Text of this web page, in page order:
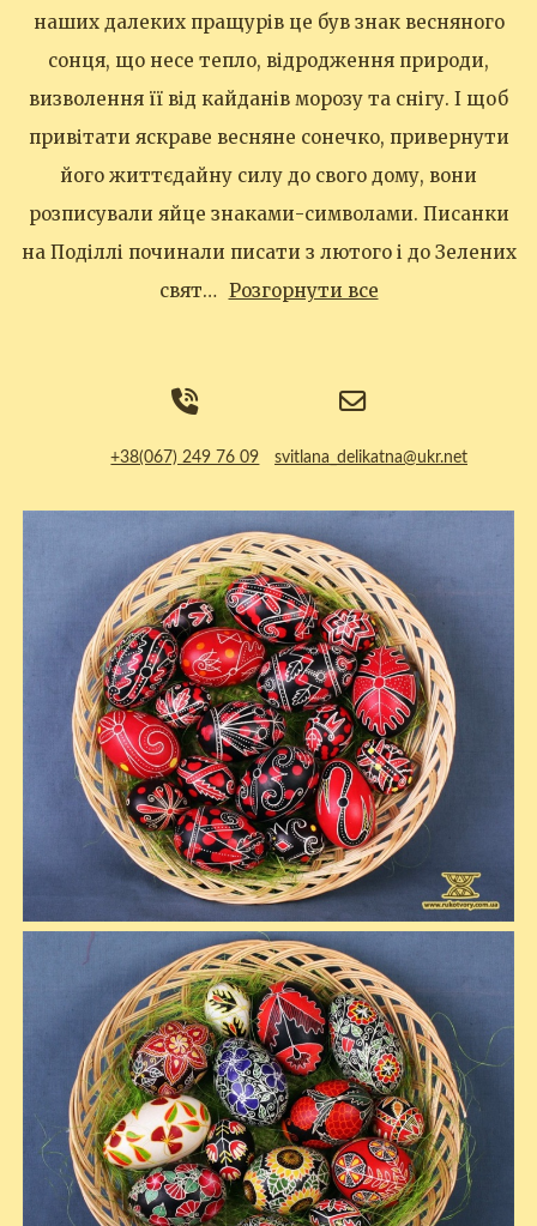
наших далеких пращурів це був знак весняного
сонця, що несе тепло, відродження природи,
визволення її від кайданів морозу та снігу. І щоб
привітати яскраве весняне сонечко, привернути
його життєдайну силу до свого дому, вони
розписували яйце знаками-символами. Писанки
на Поділлі починали писати з лютого і до Зелених
свят… Розгорнути все
+38(067) 249 76 09 svitlana_delikatna@ukr.net